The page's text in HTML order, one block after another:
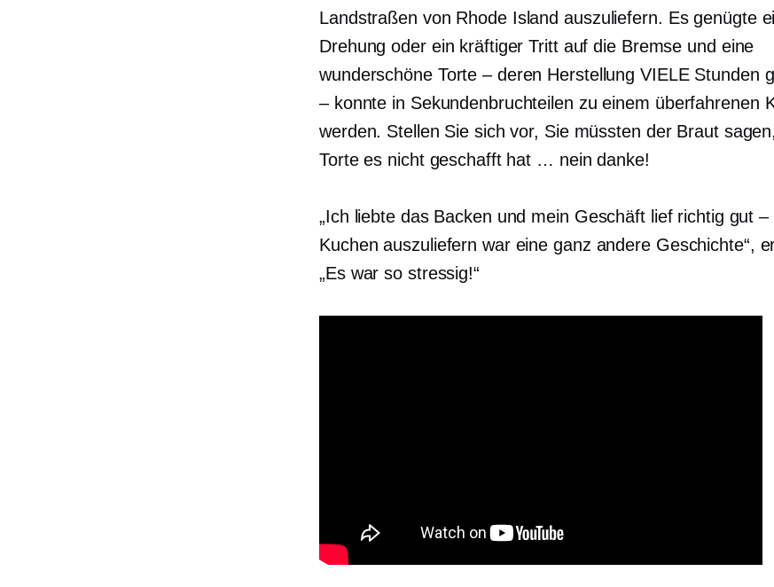
Landstraßen von Rhode Island auszuliefern. Es genügte
Drehung oder ein kräftiger Tritt auf die Bremse und eine
wunderschöne Torte – deren Herstellung VIELE Stunden
– konnte in Sekundenbruchteilen zu einem überfahrenen
werden. Stellen Sie sich vor, Sie müssten der Braut
Torte es nicht geschafft hat … nein danke!
„Ich liebte das Backen und mein Geschäft lief richtig gut –
Kuchen auszuliefern war eine ganz andere Geschichte“,
„Es war so stressig!“